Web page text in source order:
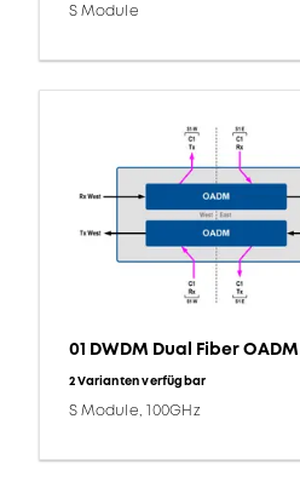
S Module
01 DWDM Dual Fiber OADM
2 Varianten verfügbar
S Module, 100GHz